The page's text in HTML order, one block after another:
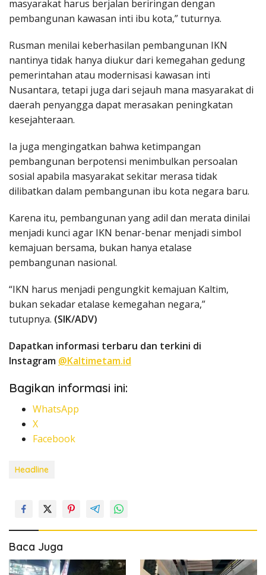
masyarakat harus berjalan beriringan dengan
pembangunan kawasan inti ibu kota,” tuturnya.
Rusman menilai keberhasilan pembangunan IKN
nantinya tidak hanya diukur dari kemegahan gedung
pemerintahan atau modernisasi kawasan inti
Nusantara, tetapi juga dari sejauh mana masyarakat di
daerah penyangga dapat merasakan peningkatan
kesejahteraan.
Ia juga mengingatkan bahwa ketimpangan
pembangunan berpotensi menimbulkan persoalan
sosial apabila masyarakat sekitar merasa tidak
dilibatkan dalam pembangunan ibu kota negara baru.
Karena itu, pembangunan yang adil dan merata dinilai
menjadi kunci agar IKN benar-benar menjadi simbol
kemajuan bersama, bukan hanya etalase
pembangunan nasional.
“IKN harus menjadi pengungkit kemajuan Kaltim,
bukan sekadar etalase kemegahan negara,”
tutupnya. (SIK/ADV)
Dapatkan informasi terbaru dan terkini di
Instagram @Kaltimetam.id
Bagikan informasi ini:
WhatsApp
X
Facebook
Headline
Baca Juga